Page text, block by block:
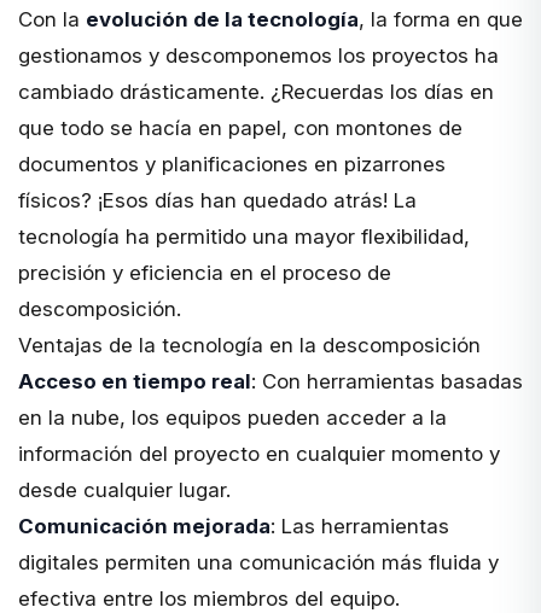
Con la evolución de la tecnología, la forma en que
gestionamos y descomponemos los proyectos ha
cambiado drásticamente. ¿Recuerdas los días en
que todo se hacía en papel, con montones de
documentos y planificaciones en pizarrones
físicos? ¡Esos días han quedado atrás! La
tecnología ha permitido una mayor flexibilidad,
precisión y eficiencia en el proceso de
descomposición.
Ventajas de la tecnología en la descomposición
Acceso en tiempo real: Con herramientas basadas
en la nube, los equipos pueden acceder a la
información del proyecto en cualquier momento y
desde cualquier lugar.
Comunicación mejorada: Las herramientas
digitales permiten una comunicación más fluida y
efectiva entre los miembros del equipo.